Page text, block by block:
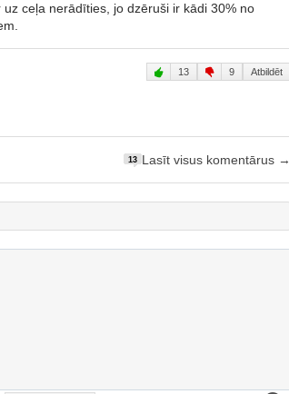
ceļa nerādīties, jo dzēruši ir kādi 30% no
13 9 Atbildēt
13 Lasīt visus komentārus →